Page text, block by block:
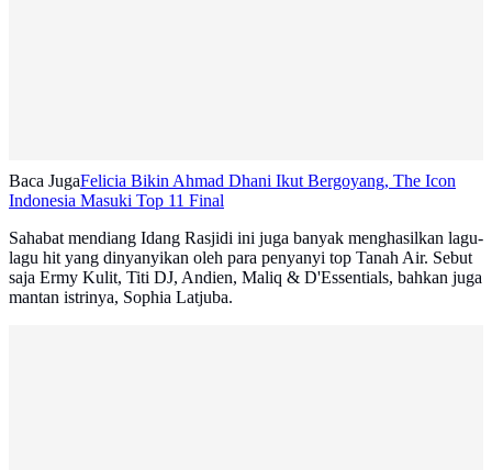
Baca JugaFelicia Bikin Ahmad Dhani Ikut Bergoyang, The Icon
Indonesia Masuki Top 11 Final
Sahabat mendiang Idang Rasjidi ini juga banyak menghasilkan lagu-
lagu hit yang dinyanyikan oleh para penyanyi top Tanah Air. Sebut
saja Ermy Kulit, Titi DJ, Andien, Maliq & D'Essentials, bahkan juga
mantan istrinya, Sophia Latjuba.